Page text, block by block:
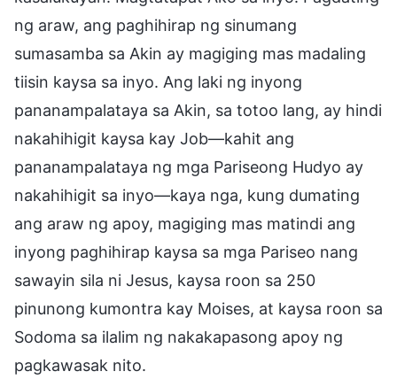
ng araw, ang paghihirap ng sinumang
sumasamba sa Akin ay magiging mas madaling
tiisin kaysa sa inyo. Ang laki ng inyong
pananampalataya sa Akin, sa totoo lang, ay hindi
nakahihigit kaysa kay Job—kahit ang
pananampalataya ng mga Pariseong Hudyo ay
nakahihigit sa inyo—kaya nga, kung dumating
ang araw ng apoy, magiging mas matindi ang
inyong paghihirap kaysa sa mga Pariseo nang
sawayin sila ni Jesus, kaysa roon sa 250
pinunong kumontra kay Moises, at kaysa roon sa
Sodoma sa ilalim ng nakakapasong apoy ng
pagkawasak nito.